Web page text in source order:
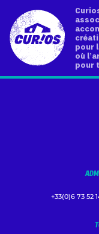
pour
où
pour
+33(0)6 73 52